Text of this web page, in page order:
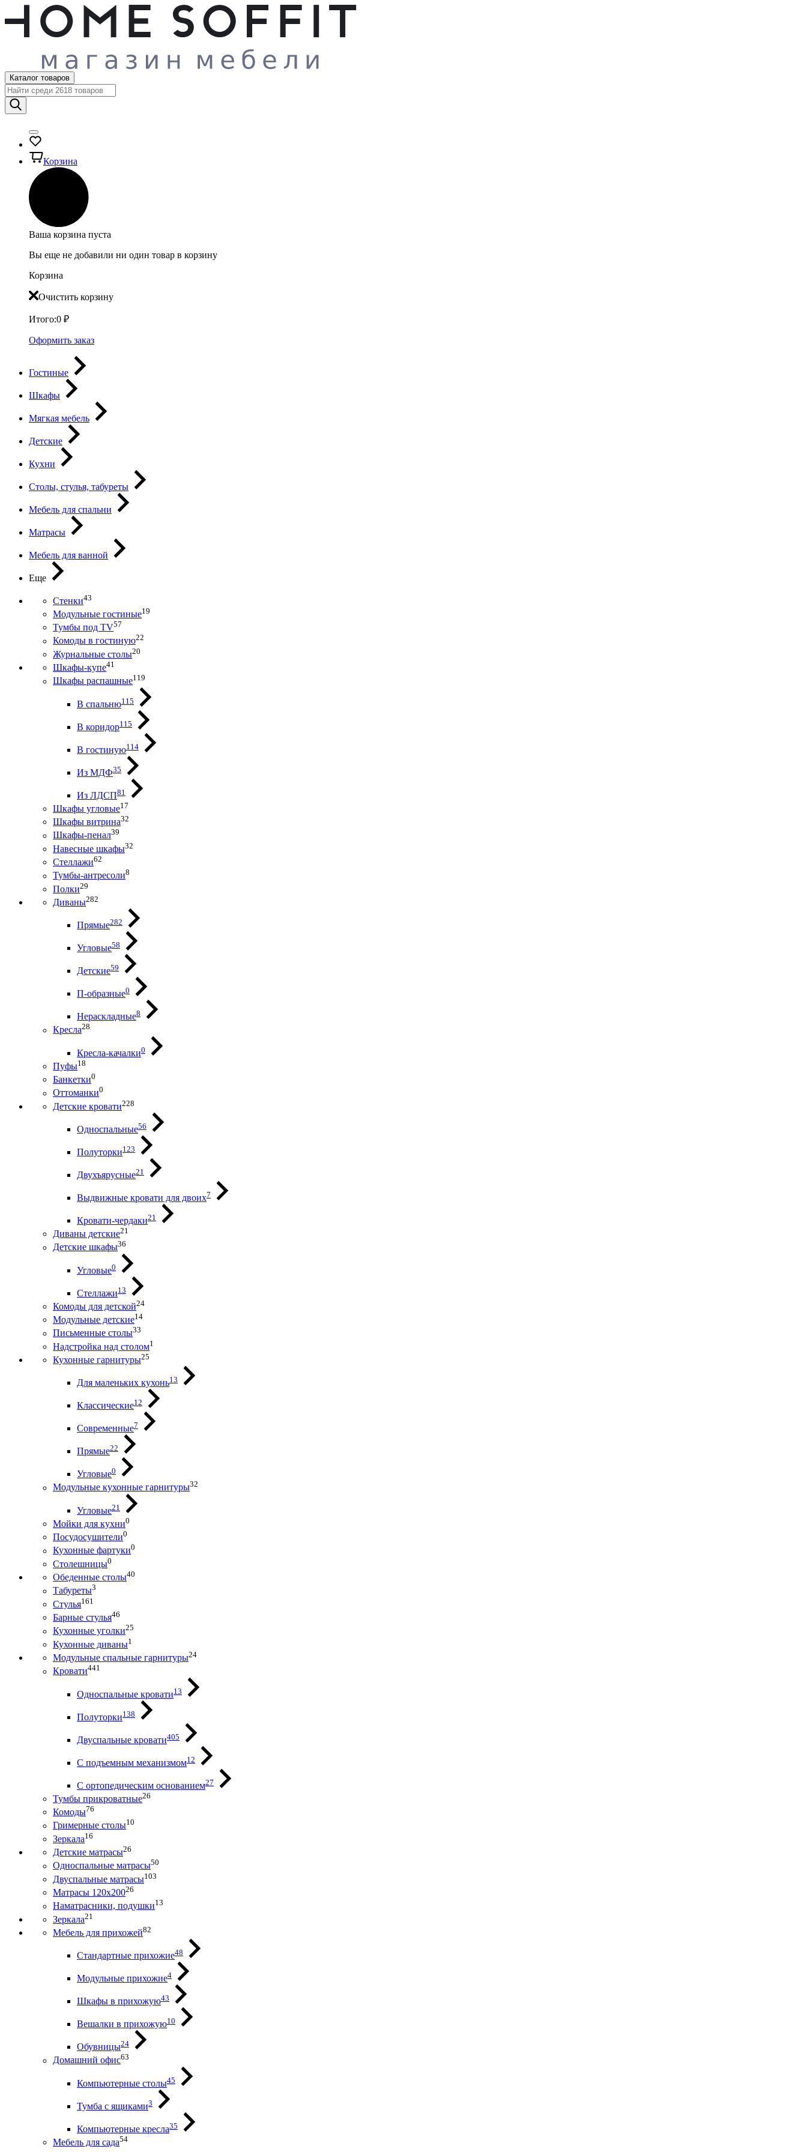
Каталог товаров
Корзина
Ваша корзина пуста
Вы еще не добавили ни один товар в корзину
Корзина
Очистить корзину
Итого:0 ₽
Оформить заказ
Гостиные
Шкафы
Мягкая мебель
Детские
Кухни
Столы, стулья, табуреты
Мебель для спальни
Матрасы
Мебель для ванной
Еще
Стенки43
Модульные гостиные19
Тумбы под ТV57
Комоды в гостиную22
Журнальные столы20
Шкафы-купе41
Шкафы распашные119
В спальню115
В коридор115
В гостиную114
Из МДФ35
Из ЛДСП81
Шкафы угловые17
Шкафы витрина32
Шкафы-пенал39
Навесные шкафы32
Стеллажи62
Тумбы-антресоли8
Полки29
Диваны282
Прямые282
Угловые58
Детские59
П-образные0
Нераскладные8
Кресла28
Кресла-качалки0
Пуфы18
Банкетки0
Оттоманки0
Детские кровати228
Односпальные56
Полуторки123
Двухъярусные21
Выдвижные кровати для двоих7
Кровати-чердаки21
Диваны детские21
Детские шкафы36
Угловые0
Стеллажи13
Комоды для детской24
Модульные детские14
Письменные столы33
Надстройка над столом1
Кухонные гарнитуры25
Для маленьких кухонь13
Классические12
Современные7
Прямые22
Угловые0
Модульные кухонные гарнитуры32
Угловые21
Мойки для кухни0
Посудосушители0
Кухонные фартуки0
Столешницы0
Обеденные столы40
Табуреты3
Стулья161
Барные стулья46
Кухонные уголки25
Кухонные диваны1
Модульные спальные гарнитуры24
Кровати441
Односпальные кровати13
Полуторки138
Двуспальные кровати405
С подъемным механизмом12
С ортопедическим основанием27
Тумбы прикроватные26
Комоды76
Гримерные столы10
Зеркала16
Детские матрасы26
Односпальные матрасы50
Двуспальные матрасы103
Матрасы 120х20026
Наматрасники, подушки13
Зеркала21
Мебель для прихожей82
Стандартные прихожие48
Модульные прихожие4
Шкафы в прихожую43
Вешалки в прихожую10
Обувницы24
Домашний офис63
Компьютерные столы45
Тумба с ящиками3
Компьютерные кресла35
Мебель для сада54